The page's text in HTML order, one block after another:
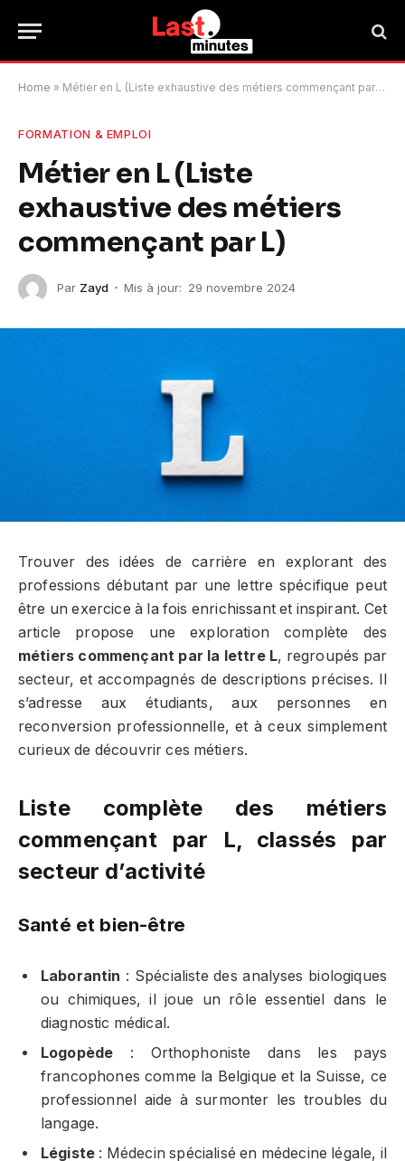
Home » Métier en L (Liste exhaustive des métiers commençant par L)
FORMATION & EMPLOI
Métier en L (Liste
exhaustive des métiers
commençant par L)
Par Zayd Mis à jour: 29 novembre 2024
Trouver des idées de carrière en explorant des
professions débutant par une lettre spécifique peut
être un exercice à la fois enrichissant et inspirant. Cet
article propose une exploration complète des
métiers commençant par la lettre L, regroupés par
secteur, et accompagnés de descriptions précises. Il
s’adresse aux étudiants, aux personnes en
reconversion professionnelle, et à ceux simplement
curieux de découvrir ces métiers.
Liste complète des métiers
commençant par L, classés par
secteur d’activité
Santé et bien-être
Laborantin : Spécialiste des analyses biologiques
ou chimiques, il joue un rôle essentiel dans le
diagnostic médical.
Logopède : Orthophoniste dans les pays
francophones comme la Belgique et la Suisse, ce
professionnel aide à surmonter les troubles du
langage.
Légiste : Médecin spécialisé en médecine légale, il